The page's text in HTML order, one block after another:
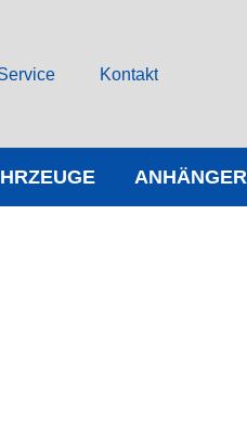
Kontakt
ANHÄNGER